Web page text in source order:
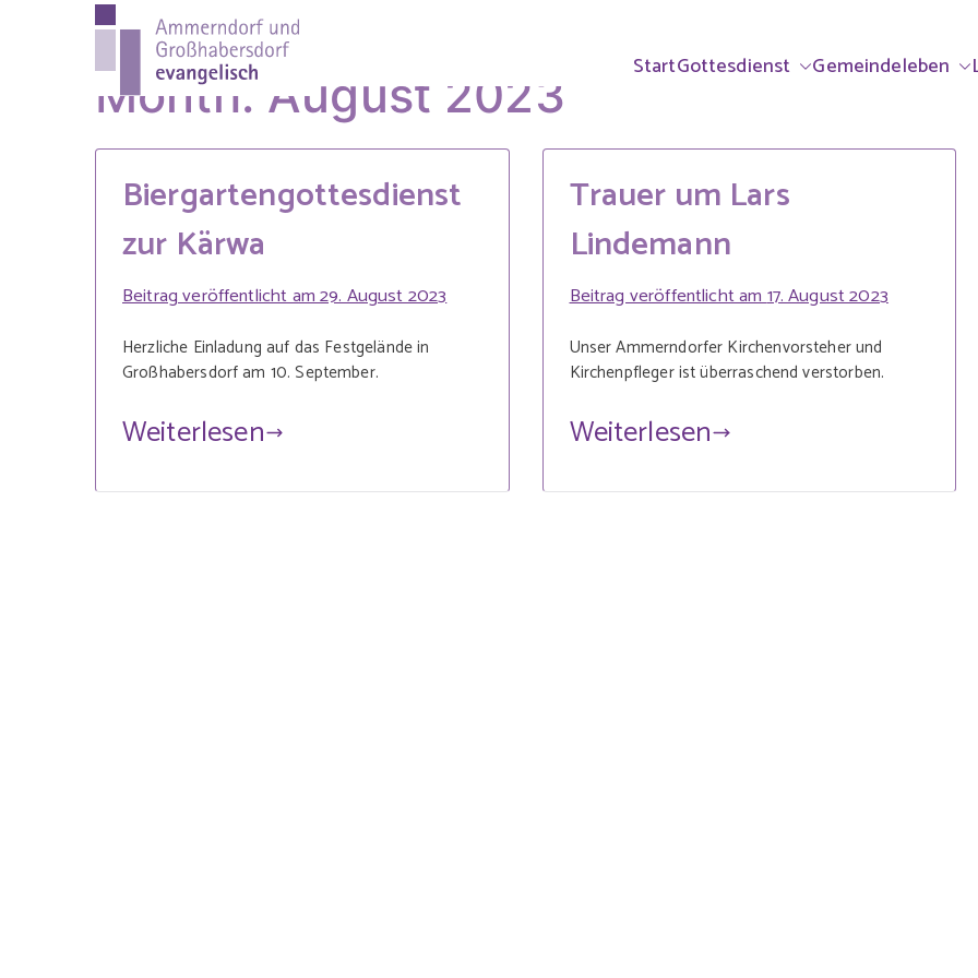
Ammerndorf &
evangelisch
Evang.-Luth. Pfarrei Ammerndorf-Großhabersdorf
StartGottesdienst Gemeindeleben
Month:August 2023
Biergartengottesdienst
zur Kärwa
Beitrag veröffentlicht am29. August 2023
Herzliche Einladung auf das Festgelände in
Großhabersdorf am 10. September.
Weiterlesen
Trauer um Lars
Lindemann
Beitrag veröffentlicht am17. August 2023
Unser Ammerndorfer Kirchenvorsteher und
Kirchenpfleger ist überraschend verstorben.
Weiterlesen